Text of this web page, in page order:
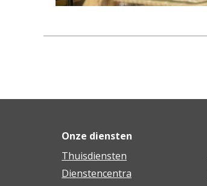
Onze diensten
Thuisdiensten
Dienstencentra